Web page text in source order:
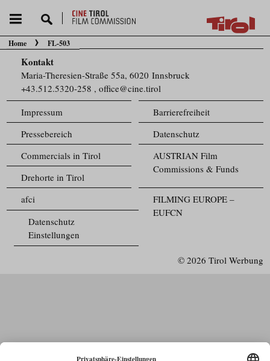
Sie befinden sich hier:
Home FL-503
Kontakt
Maria-Theresien-Straße 55a, 6020 Innsbruck
+43.512.5320-258 ,office@cine.tirol
Impressum
Barrierefreiheit
Pressebereich
Datenschutz
Commercials in Tirol
AUSTRIAN Film
Commissions & Funds
Drehorte in Tirol
FILMING EUROPE –
EUFCN
afci
Datenschutz
Einstellungen
© 2026 Tirol Werbung